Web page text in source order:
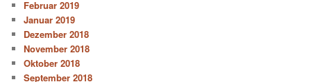
Februar 2019
Januar 2019
Dezember 2018
November 2018
Oktober 2018
September 2018